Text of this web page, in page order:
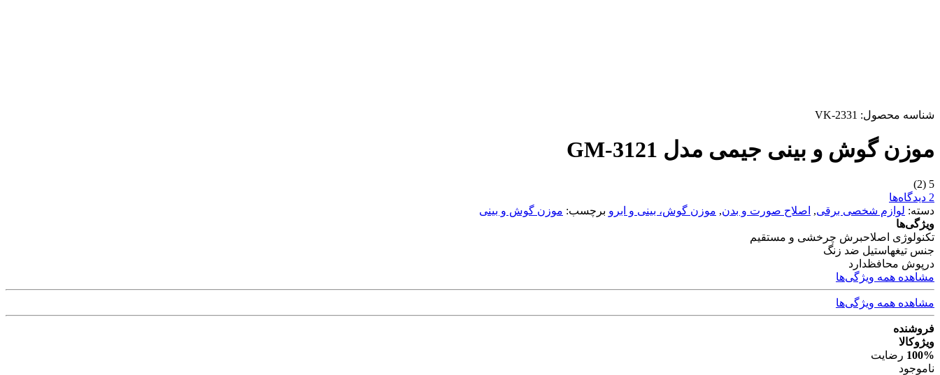
شناسه محصول: VK-2331
موزن گوش و بینی جیمی مدل GM-3121
5
(2)
2 دیدگاه‌ها
دسته: لوازم شخصی برقی, اصلاح صورت و بدن, موزن گوش، بینی و ابرو برچسب: موزن گوش و بینی
ویژگی‌ها
تکنولوژی اصلاحبرش چرخشی و مستقیم
جنس تیغهاستیل ضد زنگ
درپوش محافظدارد
مشاهده همه ویژگی‌ها
مشاهده همه ویژگی‌ها
فروشنده
ویژوکالا
100% رضایت
ناموجود